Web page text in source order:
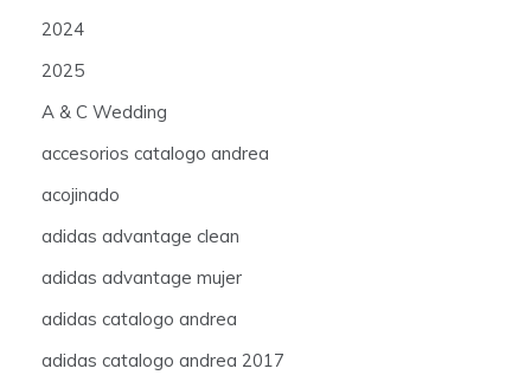
2024
2025
A & C Wedding
accesorios catalogo andrea
acojinado
adidas advantage clean
adidas advantage mujer
adidas catalogo andrea
adidas catalogo andrea 2017